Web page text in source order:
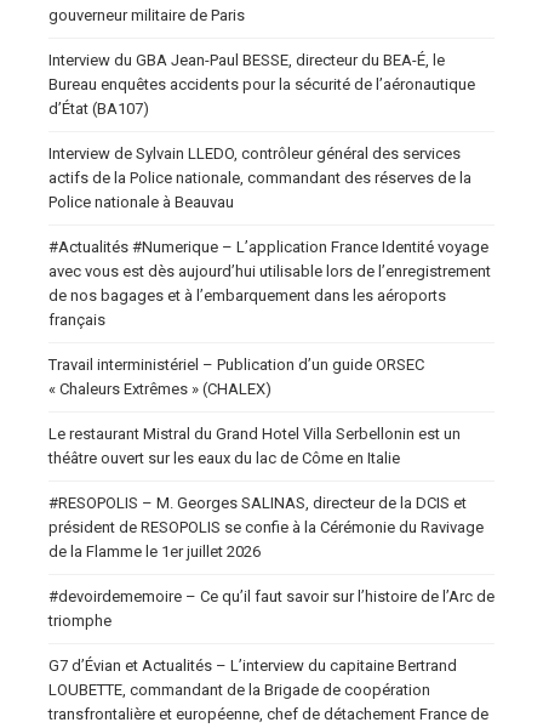
gouverneur militaire de Paris
Interview du GBA Jean-Paul BESSE, directeur du BEA-É, le
Bureau enquêtes accidents pour la sécurité de l’aéronautique
d’État (BA107)
Interview de Sylvain LLEDO, contrôleur général des services
actifs de la Police nationale, commandant des réserves de la
Police nationale à Beauvau
#Actualités #Numerique – L’application France Identité voyage
avec vous est dès aujourd’hui utilisable lors de l’enregistrement
de nos bagages et à l’embarquement dans les aéroports
français
Travail interministériel – Publication d’un guide ORSEC
« Chaleurs Extrêmes » (CHALEX)
Le restaurant Mistral du Grand Hotel Villa Serbellonin est un
théâtre ouvert sur les eaux du lac de Côme en Italie
#RESOPOLIS – M. Georges SALINAS, directeur de la DCIS et
président de RESOPOLIS se confie à la Cérémonie du Ravivage
de la Flamme le 1er juillet 2026
#devoirdememoire – Ce qu’il faut savoir sur l’histoire de l’Arc de
triomphe
G7 d’Évian et Actualités – L’interview du capitaine Bertrand
LOUBETTE, commandant de la Brigade de coopération
transfrontalière et européenne, chef de détachement France de